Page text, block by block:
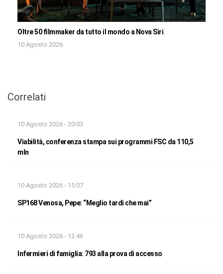
Oltre 50 filmmaker da tutto il mondo a Nova Siri
10 Agosto 2026
Correlati
10 Agosto 2026 - 20:03
Viabilità, conferenza stampa sui programmi FSC da 110,5
mln
10 Agosto 2026 - 15:07
SP168 Venosa, Pepe: “Meglio tardi che mai”
10 Agosto 2026 - 12:46
Infermieri di famiglia: 793 alla prova di accesso